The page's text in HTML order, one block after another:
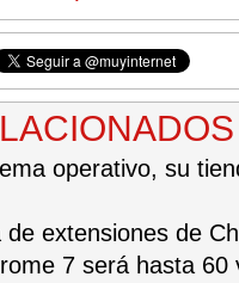
operativo, su
extensiones de
7 será hasta 60